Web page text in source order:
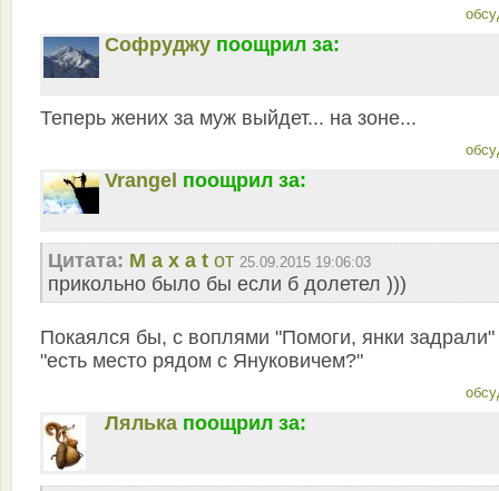
Софруджу поощрил за:
Теперь жених за муж выйдет... на зоне...
Vrangel поощрил за:
Цитата: M a x a t от 25.09.2015 19:06:03
прикольно было бы если б долетел )))
Покаялся бы, с воплями "Помоги, янки
"есть место рядом с Януковичем?"
Лялька поощрил за: